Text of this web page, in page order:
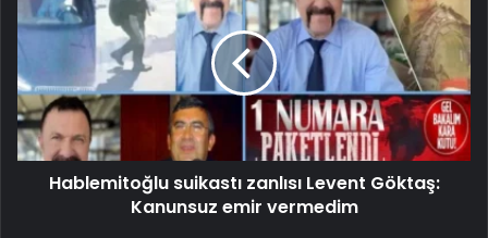
Hablemitoğlu suikastı zanlısı Levent Göktaş:
Kanunsuz emir vermedim